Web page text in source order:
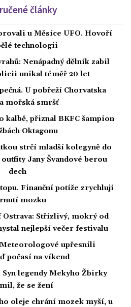
články
u Měsíce UFO. Hovoří
technologii
Nenápadný dělník zabil
unikal téměř 20 let
U pobřeží Chorvatska
mořská smršť
kalbě, přiznal BKFC šampion
Oktagonu
strčí mladší kolegyně do
Jany Švandové berou
dech
Finanční potíže zrychlují
mozku
Ostrava: Střízlivý, mokrý od
nejlepší večer festivalu
Meteorologové upřesnili
počasí na víkend
Syn legendy Mekyho Žbirky
že se žení
oleje chrání mozek myší, u